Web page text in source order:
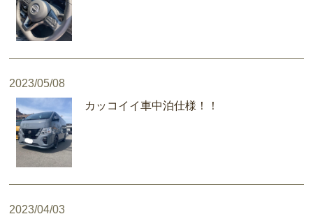
2023/05/08
カッコイイ車中泊仕様！！
2023/04/03